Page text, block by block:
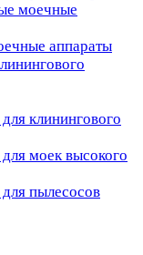
моечные
аппараты
клинингового
моек высокого
пылесосов